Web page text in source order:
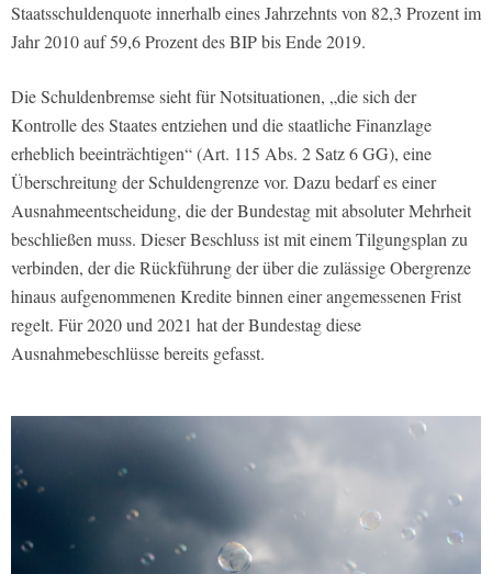
Staatsschuldenquote innerhalb eines Jahrzehnts von 82,3 Prozent im
Jahr 2010 auf 59,6 Prozent des BIP bis Ende 2019.
Die Schuldenbremse sieht für Notsituationen, „die sich der
Kontrolle des Staates entziehen und die staatliche Finanzlage
erheblich beeinträchtigen“ (Art. 115 Abs. 2 Satz 6 GG), eine
Überschreitung der Schuldengrenze vor. Dazu bedarf es einer
Ausnahmeentscheidung, die der Bundestag mit absoluter Mehrheit
beschließen muss. Dieser Beschluss ist mit einem Tilgungsplan zu
verbinden, der die Rückführung der über die zulässige Obergrenze
hinaus aufgenommenen Kredite binnen einer angemessenen Frist
regelt. Für 2020 und 2021 hat der Bundestag diese
Ausnahmebeschlüsse bereits gefasst.